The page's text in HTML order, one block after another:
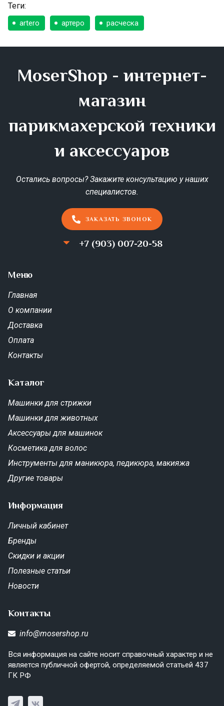
Теги:
artero артеро расческа
MoserShop - интернет-
магазин
парикмахерской техники
и аксессуаров
Остались вопросы? Закажите консультацию у наших
специалистов.
ЗАКАЗАТЬ ЗВОНОК
+7 (903) 007-20-58
Меню
Главная
О компании
Доставка
Оплата
Контакты
Каталог
Машинки для стрижки
Машинки для животных
Аксессуары для машинок
Косметика для волос
Инструменты для маникюра, педикюра, макияжа
Другие товары
Информация
Личный кабинет
Бренды
Скидки и акции
Полезные статьи
Новости
Контакты
info@mosershop.ru
Вся информация на сайте носит справочный характер и не
является публичной офертой, определяемой статьей 437
ГК РФ